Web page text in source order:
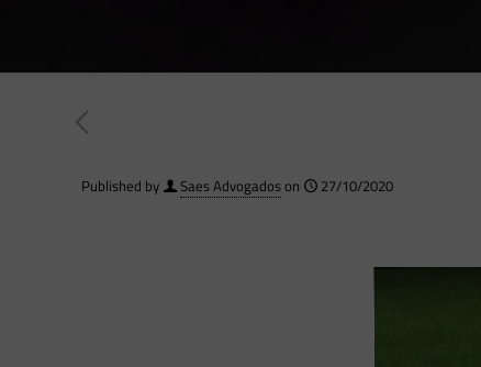
Published by Saes Advogadoson 27/10/2020